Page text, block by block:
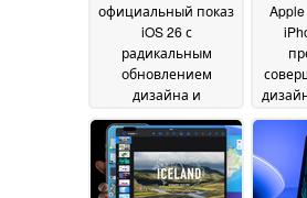
официальный показ
iOS 26 с
радикальным
обновлением
дизайна и
множеством новых
функций10 June 2025